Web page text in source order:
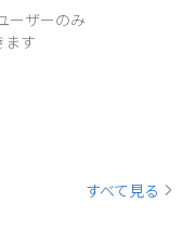
ーザーのみ
ます
すべて見る